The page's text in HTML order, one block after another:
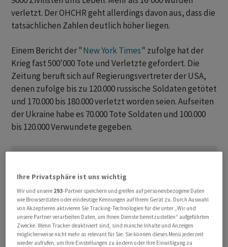
verletzt. Der OHCHR geht allerdings davon aus, dass die
tatsächlichen Zahlen deutlich höher liegen.
Einem Bericht der "New York Times" zufolge hat der
Krieg fast 500'000 Tote und Verletzte gefordert. Die
Zeitung beruft sich auf Regierungsvertreter der USA,
denen zufolge bis zu 120.000 russische Soldaten getötet
und 170.000 bis 180.000 verletzt worden seien. Aufseiten
der Ukraine habe es 70.000 Tote Soldaten und 100.000
bis 120.000 Verwundete gegeben.
Ihre Privatsphäre ist uns wichtig
Wir und unsere 293-Partner speichern und greifen auf personenbezogene Daten
wie Browserdaten oder eindeutige Kennungen auf Ihrem Gerät zu. Durch Auswahl
von Akzeptieren aktivieren Sie Tracking-Technologien für die unter „Wir und
unsere Partner verarbeiten Daten, um Ihnen Dienste bereitzustellen“ aufgeführten
Zwecke. Wenn Tracker deaktiviert sind, sind manche Inhalte und Anzeigen
möglicherweise nicht mehr so relevant für Sie. Sie können dieses Menü jederzeit
wieder aufrufen, um Ihre Einstellungen zu ändern oder Ihre Einwilligung zu